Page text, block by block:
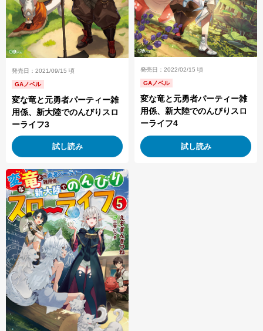
発売日：2021/09/15 頃
GAノベル
変な竜と元勇者パーティー雑
用係、新大陸でのんびりスロ
ーライフ3
試し読み
発売日：2022/02/15 頃
GAノベル
変な竜と元勇者パーティー雑
用係、新大陸でのんびりスロ
ーライフ4
試し読み